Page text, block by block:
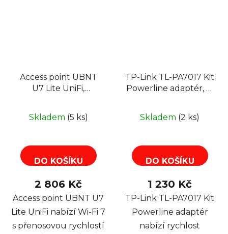
Access point UBNT
U7 Lite UniFi,
Skladem (5 ks)
DO KOŠÍKU
2 806 Kč
Access point UBNT U7
Lite UniFi nabízí Wi-Fi 7
s přenosovou rychlostí
TP-Link TL-PA7017 Kit
Powerline adaptér, 1x
Skladem (2 ks)
DO KOŠÍKU
1 230 Kč
TP-Link TL-PA7017 Kit
Powerline adaptér
nabízí rychlost